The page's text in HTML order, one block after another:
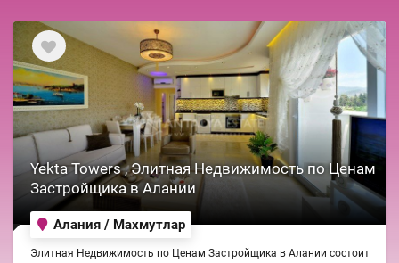
Yekta Towers , Элитная Недвижимость по Ценам
Застройщика в Алании
Алания / Махмутлар
Элитная Недвижимость по Ценам Застройщика в Алании состоит